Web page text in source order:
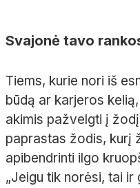
Svajonė tavo
Tiems, kurie nori iš
būdą ar karjeros
akimis pažvelgti į
paprastas žodis, kurį
apibendrinti ilgo
„Jeigu tik norėsi, tai ir